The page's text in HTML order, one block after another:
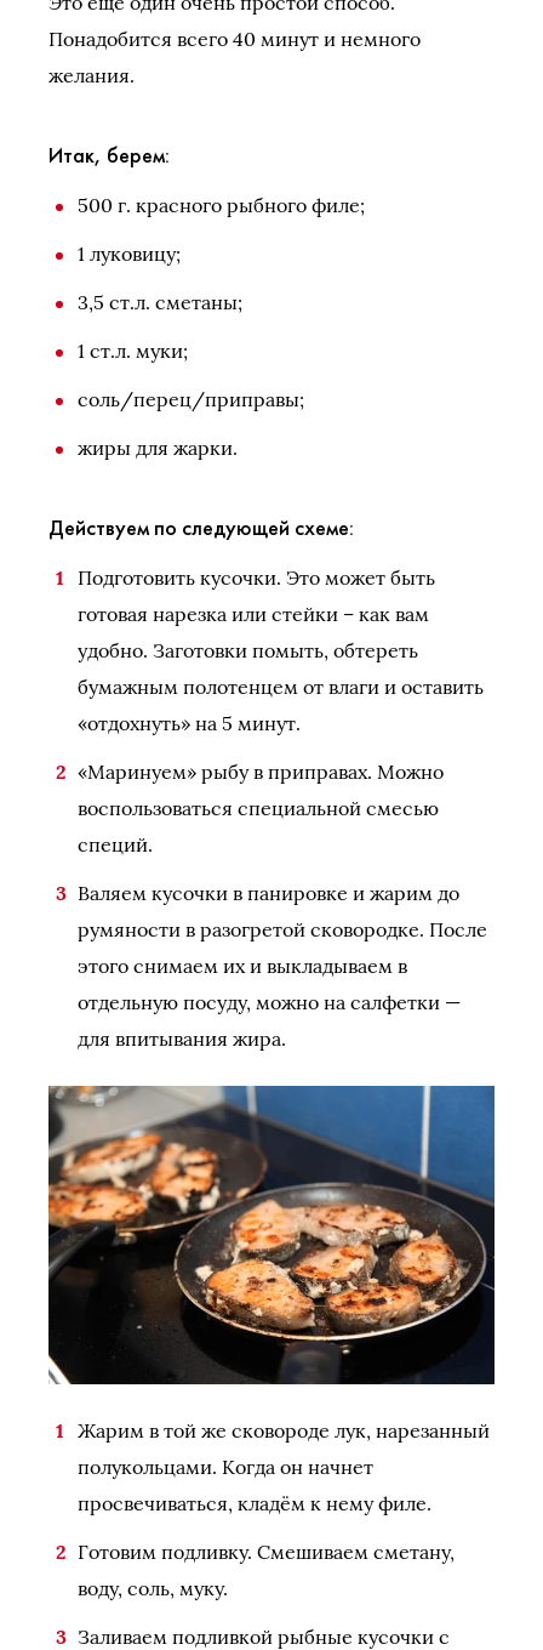
Понадобится всего 40 минут и немного
желания.
Итак, берем:
500 г. красного рыбного филе;
1 луковицу;
3,5 ст.л. сметаны;
1 ст.л. муки;
соль/перец/приправы;
жиры для жарки.
Действуем по следующей схеме:
Подготовить кусочки. Это может быть
готовая нарезка или стейки – как вам
удобно. Заготовки помыть, обтереть
бумажным полотенцем от влаги и оставить
«отдохнуть» на 5 минут.
«Маринуем» рыбу в приправах. Можно
воспользоваться специальной смесью
специй.
Валяем кусочки в панировке и жарим до
румяности в разогретой сковородке. После
этого снимаем их и выкладываем в
отдельную посуду, можно на салфетки —
для впитывания жира.
Жарим в той же сковороде лук, нарезанный
полукольцами. Когда он начнет
просвечиваться, кладём к нему филе.
Готовим подливку. Смешиваем сметану,
воду, соль, муку.
Заливаем подливкой рыбные кусочки с